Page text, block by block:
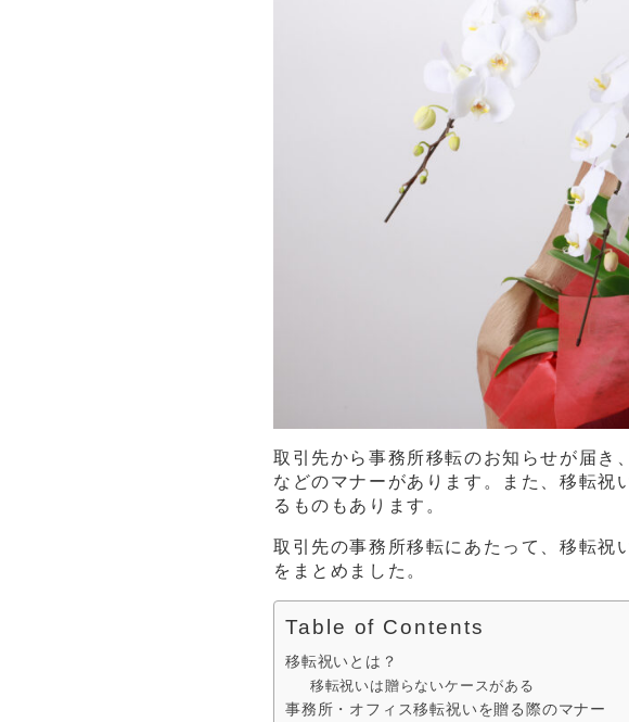
取引先から事務所移転のお知らせが届き
などのマナーがあります。また、移転祝
るものもあります。
取引先の事務所移転にあたって、移転祝
をまとめました。
Table of Contents
移転祝いとは？
移転祝いは贈らないケースがある
事務所・オフィス移転祝いを贈る際のマナー